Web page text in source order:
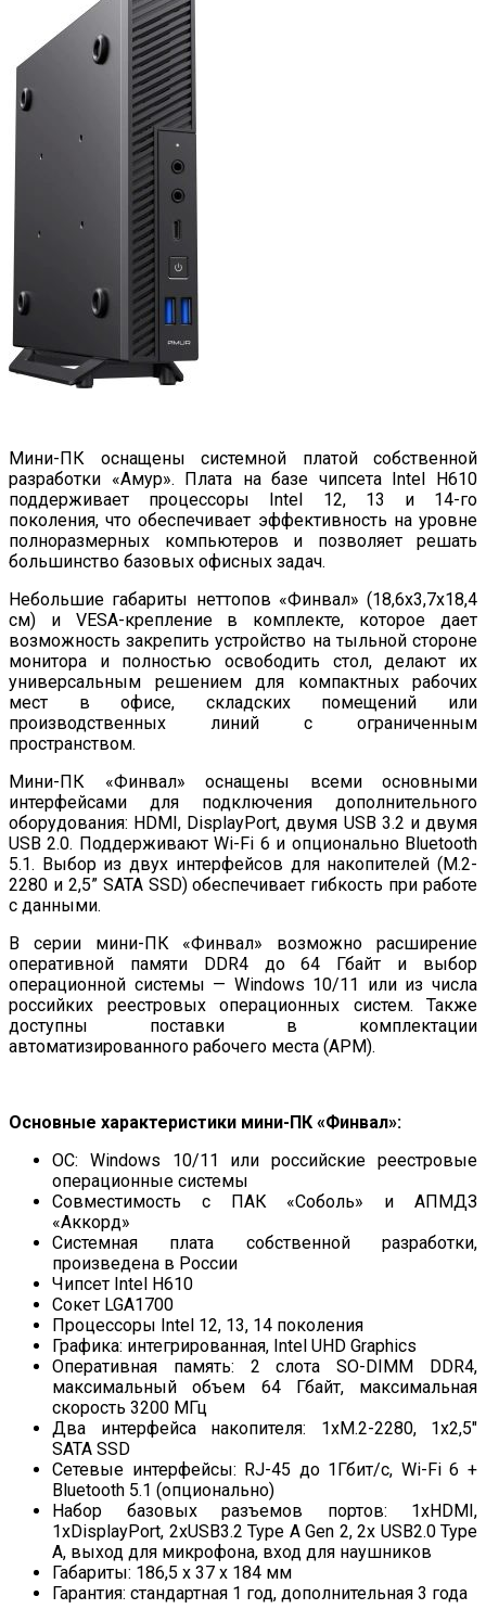
Мини-ПК оснащены системной платой собственной
разработки «Амур». Плата на базе чипсета Intel H610
поддерживает процессоры Intel 12, 13 и 14-го
поколения, что обеспечивает эффективность на уровне
полноразмерных компьютеров и позволяет решать
большинство базовых офисных задач.
Небольшие габариты неттопов «Финвал» (18,6x3,7x18,4
см) и VESA-крепление в комплекте, которое дает
возможность закрепить устройство на тыльной стороне
монитора и полностью освободить стол, делают их
универсальным решением для компактных рабочих
мест в офисе, складских помещений или
производственных линий с ограниченным
пространством.
Мини-ПК «Финвал» оснащены всеми основными
интерфейсами для подключения дополнительного
оборудования: HDMI, DisplayPort, двумя USB 3.2 и двумя
USB 2.0. Поддерживают Wi-Fi 6 и опционально Bluetooth
5.1. Выбор из двух интерфейсов для накопителей (M.2-
2280 и 2,5” SATA SSD) обеспечивает гибкость при работе
с данными.
В серии мини-ПК «Финвал» возможно расширение
оперативной памяти DDR4 до 64 Гбайт и выбор
операционной системы — Windows 10/11 или из числа
российких реестровых операционных систем. Также
доступны поставки в комплектации
автоматизированного рабочего места (АРМ).
Основные характеристики мини-ПК «Финвал»:
ОС: Windows 10/11 или российские реестровые
операционные системы
Совместимость с ПАК «Соболь» и АПМДЗ
«Аккорд»
Системная плата собственной разработки,
произведена в России
Чипсет Intel H610
Сокет LGA1700
Процессоры Intel 12, 13, 14 поколения
Графика: интегрированная, Intel UHD Graphics
Оперативная память: 2 слота SO-DIMM DDR4,
максимальный объем 64 Гбайт, максимальная
скорость 3200 МГц
Два интерфейса накопителя: 1xM.2-2280, 1x2,5"
SATA SSD
Сетевые интерфейсы: RJ-45 до 1Гбит/с, Wi-Fi 6 +
Bluetooth 5.1 (опционально)
Набор базовых разъемов портов: 1xHDMI,
1xDisplayPort, 2xUSB3.2 Type A Gen 2, 2x USB2.0 Type
A, выход для микрофона, вход для наушников
Габариты: 186,5 x 37 x 184 мм
Гарантия: стандартная 1 год, дополнительная 3 года